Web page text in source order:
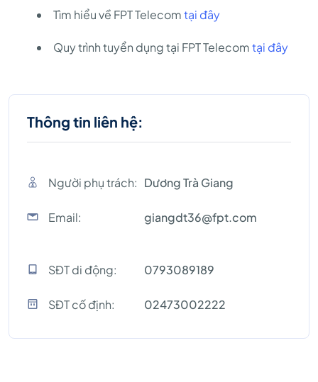
Tìm hiểu về FPT Telecomtại đây
Quy trình tuyển dụng tại FPT Telecomtại đây
Thông tin liên hệ:
Người phụ trách: Dương Trà Giang
Email: giangdt36@fpt.com
SĐT di động: 0793089189
SĐT cố định: 02473002222